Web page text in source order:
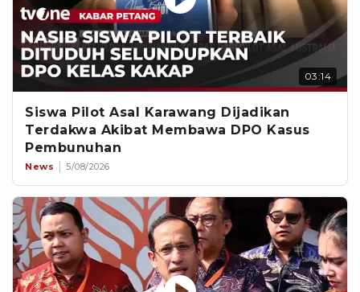
03:14
Siswa Pilot Asal Karawang Dijadikan
Terdakwa Akibat Membawa DPO Kasus
Pembunuhan
News 5/08/2026